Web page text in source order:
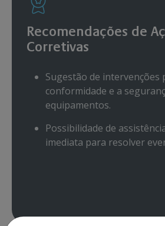
Recomendações de
Corretivas
Sugestão de intervenções
conformidade e a
equipamentos.
Possibilidade de
imediata para resolver